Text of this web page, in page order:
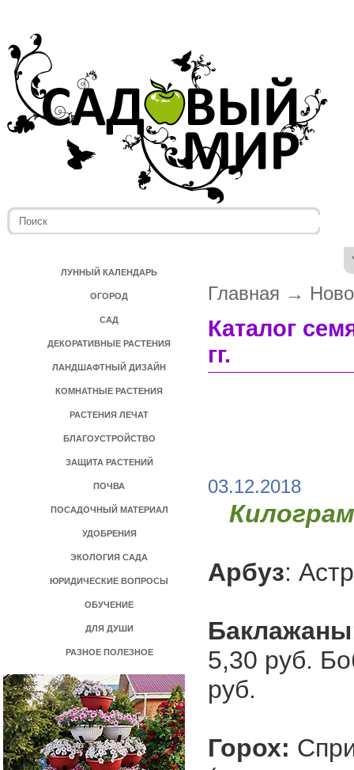
ЛУННЫЙ КАЛЕНДАРЬ
ОГОРОД
САД
ДЕКОРАТИВНЫЕ РАСТЕНИЯ
ЛАНДШАФТНЫЙ ДИЗАЙН
КОМНАТНЫЕ РАСТЕНИЯ
РАСТЕНИЯ ЛЕЧАТ
БЛАГОУСТРОЙСТВО
ЗАЩИТА РАСТЕНИЙ
ПОЧВА
ПОСАДОЧНЫЙ МАТЕРИАЛ
УДОБРЕНИЯ
ЭКОЛОГИЯ САДА
ЮРИДИЧЕСКИЕ ВОПРОСЫ
ОБУЧЕНИЕ
ДЛЯ ДУШИ
РАЗНОЕ ПОЛЕЗНОЕ
Главная →
Каталог
гг.
03.12.2018
Арбуз:
Баклажаны
5,30 руб.
руб.
Горох: